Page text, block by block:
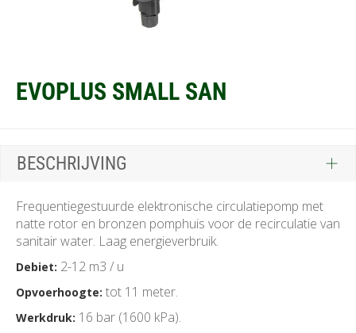
EVOPLUS SMALL SAN
BESCHRIJVING
Frequentiegestuurde elektronische circulatiepomp met
natte rotor en bronzen pomphuis voor de recirculatie van
sanitair water. Laag energieverbruik.
Debiet: 2-12 m3 / u
Opvoerhoogte: tot 11 meter.
Werkdruk: 16 bar (1600 kPa).